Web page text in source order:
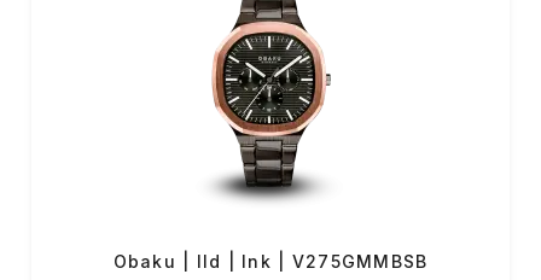
Obaku | Ild | Ink | V275GMMBSB